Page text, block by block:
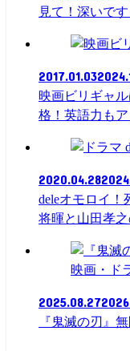
見て！深いです
2017.01.03
映画ビリギャ
格！英語力もア
2020.04.28
deleオモロイ！
将暉と山田孝
映画・ド
2025.08.27
『鬼滅の刃』